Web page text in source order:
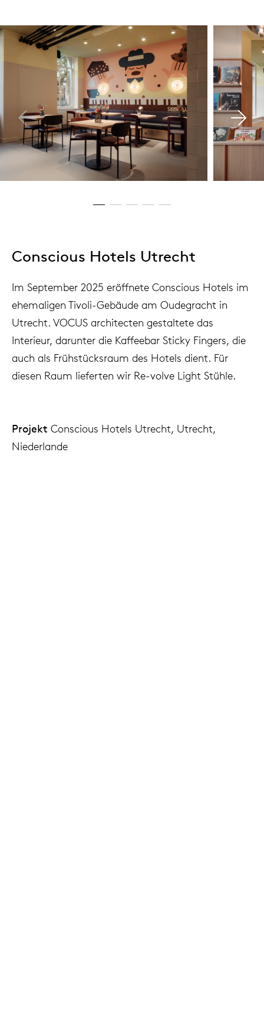
Conscious Hotels Utrecht
Im September 2025 eröffnete Conscious Hotels im
ehemaligen Tivoli-Gebäude am Oudegracht in
Utrecht. VOCUS architecten gestaltete das
Interieur, darunter die Kaffeebar Sticky Fingers, die
auch als Frühstücksraum des Hotels dient. Für
diesen Raum lieferten wir Re-volve Light Stühle.
Projekt Conscious Hotels Utrecht, Utrecht,
Niederlande